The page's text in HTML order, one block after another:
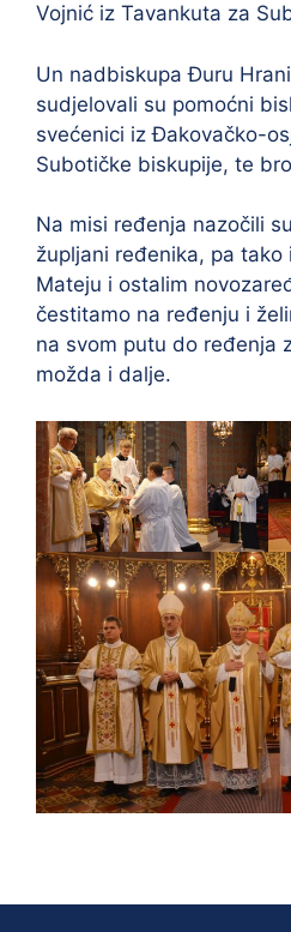
Vojnić iz Tavankuta za
Un nadbiskupa Đuru
sudjelovali su pomoćni
svećenici iz Đakovačko-
Subotičke biskupije, te
Na misi ređenja nazočili
župljani ređenika, pa tako
Mateju i ostalim
čestitamo na ređenju i
na svom putu do ređenja
možda i dalje.